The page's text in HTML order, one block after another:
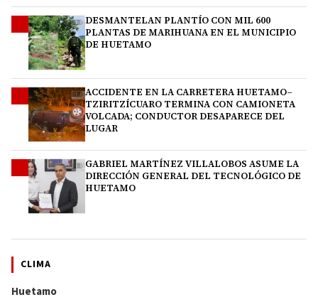
DESMANTELAN PLANTÍO CON MIL 600
PLANTAS DE MARIHUANA EN EL MUNICIPIO
DE HUETAMO
ACCIDENTE EN LA CARRETERA HUETAMO–
TZIRITZÍCUARO TERMINA CON CAMIONETA
VOLCADA; CONDUCTOR DESAPARECE DEL
LUGAR
GABRIEL MARTÍNEZ VILLALOBOS ASUME LA
DIRECCIÓN GENERAL DEL TECNOLÓGICO DE
HUETAMO
CLIMA
Huetamo